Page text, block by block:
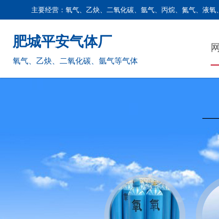
主要经营：氧气、乙炔、二氧化碳、氩气、丙烷、氮气、液氧
肥城平安气体厂
氧气、乙炔、二氧化碳、氩气等气体